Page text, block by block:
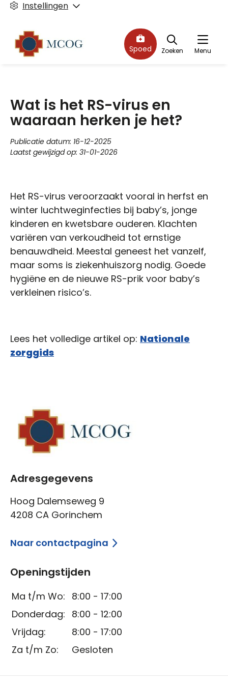
Instellingen
Menu
Spoed Zoeken
Wat is het RS-virus en
waaraan herken je het?
Publicatie datum: 16-12-2025
Laatst gewijzigd op: 31-01-2026
Het RS-virus veroorzaakt vooral in herfst en
winter luchtweginfecties bij baby’s, jonge
kinderen en kwetsbare ouderen. Klachten
variëren van verkoudheid tot ernstige
benauwdheid. Meestal geneest het vanzelf,
maar soms is ziekenhuiszorg nodig. Goede
hygiëne en de nieuwe RS-prik voor baby’s
verkleinen risico’s.
Lees het volledige artikel op: Nationale
zorggids
Adresgegevens
Hoog Dalemseweg 9
4208 CA Gorinchem
Naar contactpagina
Openingstijden
Ma t/m Wo: 8:00 - 17:00
Donderdag: 8:00 - 12:00
Vrijdag:
8:00 - 17:00
Za t/m Zo:
Gesloten